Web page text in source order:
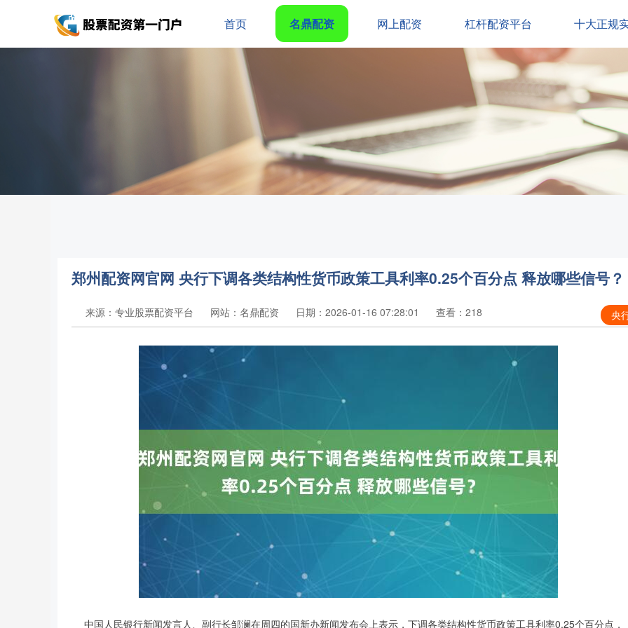
首页 名鼎配资 网上配资 杠杆配资平台 十大正规
郑州配资网官网 央行下调各类结构性货币政策工具利率0.25个百分点 释放哪些信号？
央
来源：专业股票配资平台 网站：名鼎配资 日期：2026-01-16 07:28:01 查看：218
中国人民银行新闻发言人、副行长邹澜在周四的国新办新闻发布会上表示，下调各类结构性货币政策工具利率0.25个百分点，